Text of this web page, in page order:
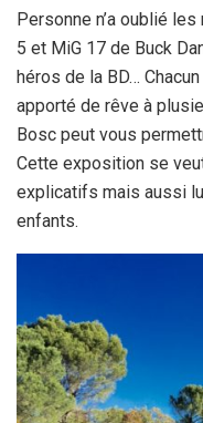
Personne n’a oublié
5 et MiG 17 de Buck
héros de la BD…
apporté de rêve à
Bosc peut vous
Cette exposition se
explicatifs mais aussi
enfants.